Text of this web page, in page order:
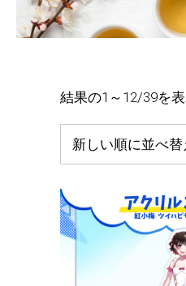
結果の1～12/39を
新しい順に並べ替